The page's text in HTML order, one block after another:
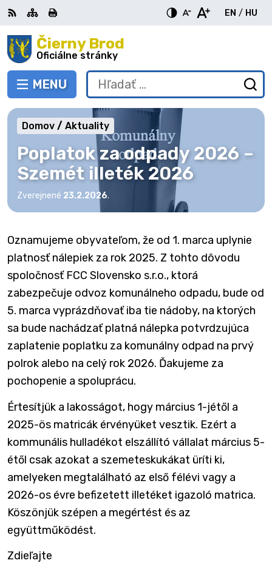
Preskočiť
na
obsah Čierny Brod
Oficiálne stránky
PREPNÚŤ
MENU
RSS MapaTlačiť
EN
English
/ HU
Hľadať:
Poplatok za odpady 2026 –
Szemét illeték 2026
Domov Aktuality
Zverejnené 23.2.2026.
Oznamujeme obyvateľom, že od 1. marca uplynie
platnosť nálepiek za rok 2025. Z tohto dôvodu
spoločnosť FCC Slovensko s.r.o., ktorá
zabezpečuje odvoz komunálneho odpadu, bude od
5. marca vyprázdňovať iba tie nádoby, na ktorých
sa bude nachádzať platná nálepka potvrdzujúca
zaplatenie poplatku za komunálny odpad na prvý
polrok alebo na celý rok 2026. Ďakujeme za
pochopenie a spoluprácu.
Értesítjük a lakosságot, hogy március 1-jétől a
2025-ös matricák érvényüket vesztik. Ezért a
kommunális hulladékot elszállító vállalat március 5-
étől csak azokat a szemeteskukákat üríti ki,
amelyeken megtalálható az első félévi vagy a
2026-os évre befizetett illetéket igazoló matrica.
Köszönjük szépen a megértést és az
együttműködést.
Zdieľajte